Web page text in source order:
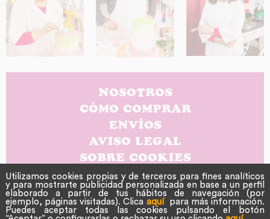
NOSOTROS
CÓMO COMPRAR
ENVÍOS
AVISO LEGAL
SOBRE COOKIES
POLÍTICA DE PRIVACIDAD
CONTACTO
Utilizamos cookies propias y de terceros para fines analíticos
y para mostrarte publicidad personalizada en base a un perfil
elaborado a partir de tus hábitos de navegación (por
ejemplo, páginas visitadas). Clica aquí
para más información.
Puedes aceptar todas las cookies pulsando el botón